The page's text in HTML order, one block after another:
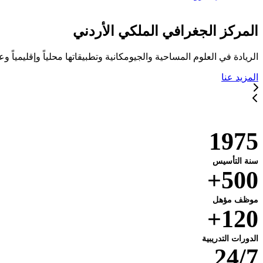
المركز الجغرافي الملكي الأردني
الريادة في العلوم المساحية والجيومكانية وتطبيقاتها محلياً وإقليمياً
المزيد عنا
1975
سنة التأسيس
500+
موظف مؤهل
120+
الدورات التدريبية